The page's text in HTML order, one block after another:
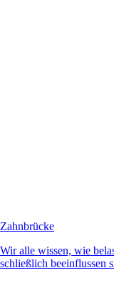
Zahnbrücke
Wir alle wissen, wie
schließlich beeinflussen